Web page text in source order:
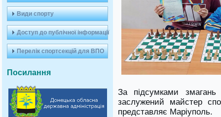
Види спорту
Доступ до публічної інформації
Перелік спортсекцій для ВПО
Посилання
За підсумками
заслужений майстер
представляє Маріуполь.